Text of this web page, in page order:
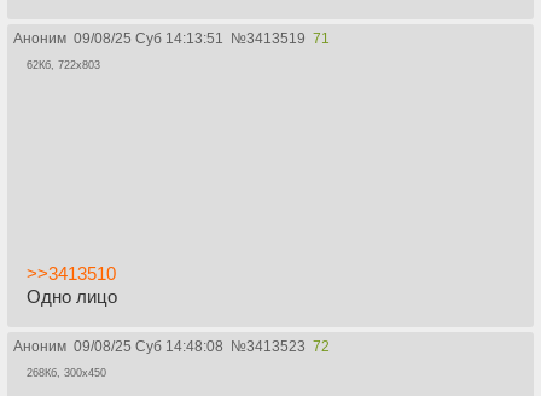
Аноним 09/08/25 Суб 14:13:51 №3413519 71
62Кб, 722x803
>>3413510
Одно лицо
Аноним 09/08/25 Суб 14:48:08 №3413523 72
268Кб, 300x450